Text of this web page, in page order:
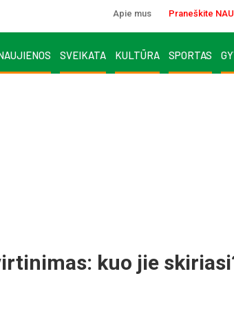
Apie mus Praneškite
SVEIKATA KULTŪRA SPORTAS
kuo jie